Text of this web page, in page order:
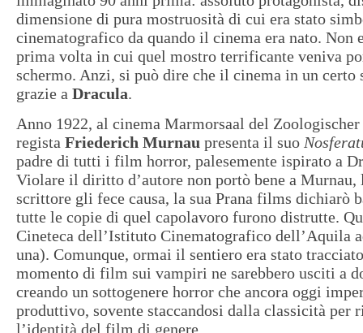
dimensione di pura mostruosità di cui era stato
cinematografico da quando il cinema era nato. Non
prima volta in cui quel mostro terrificante veniva
schermo. Anzi, si può dire che il cinema in un certo
grazie a Dracula.
Anno 1922, al cinema Marmorsaal del
regista Friederich Murnau presenta il suo
padre di tutti i film horror, palesemente ispirato a
Violare il diritto d’autore non portò bene a Murnau,
scrittore gli fece causa, la sua Prana films dichiarò
tutte le copie di quel capolavoro furono distrutte.
Cineteca dell’Istituto Cinematografico dell’Aquila
una). Comunque, ormai il sentiero era stato
momento di film sui vampiri ne sarebbero usciti a
creando un sottogenere horror che ancora oggi
produttivo, sovente staccandosi dalla classicità per
l’identità del film di genere.